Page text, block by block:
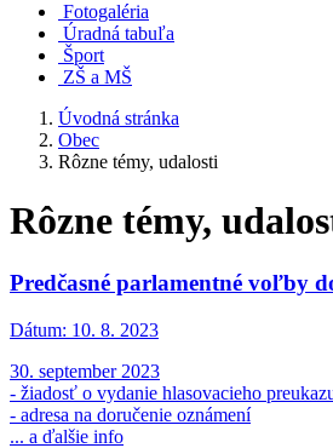
Fotogaléria
Úradná tabuľa
Šport
ZŠ a MŠ
Úvodná stránka
Obec
Rôzne témy, udalosti
Rôzne témy,
Predčasné parlamentné voľby
Dátum: 10. 8. 2023
30. september 2023
- žiadosť o vydanie hlasovacieho
- adresa na doručenie oznámení
... a ďalšie info